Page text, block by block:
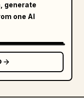
generate
one AI